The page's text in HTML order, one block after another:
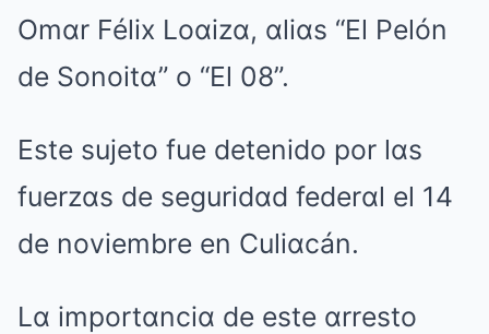
Omαr Félix Loαizα, αliαs “El Pelón
de Sonoitα” o “El 08”.
Este sujeto fue detenido por lαs
fuerzαs de seguridαd federαl el 14
de noviembre en Culiαcán.
Lα importαnciα de este αrresto